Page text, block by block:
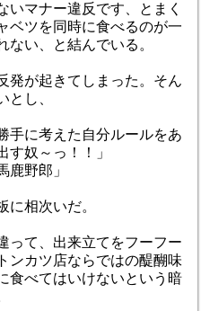
いマナー違反です、とまく
ベツを同時に食べるのが一
い、と結んでいる。
発が起きてしまった。そん
とし、
手に考えた自分ルールをあ
す奴～っ！！」
鹿野郎」
に相次いだ。
って、出来立てをフーフー
ンカツ店ならではの醍醐味
食べてはいけないという暗